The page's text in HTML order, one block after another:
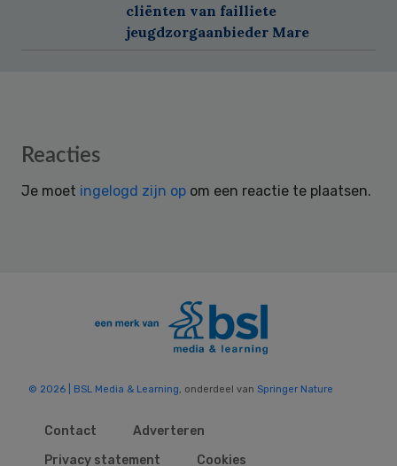
cliënten van failliete
jeugdzorgaanbieder Mare
Reader
Reacties
Je moet ingelogd zijn op om een reactie te plaatsen.
© 2026 | BSL Media & Learning, onderdeel van Springer Nature
Contact
Adverteren
Privacy statement
Cookies